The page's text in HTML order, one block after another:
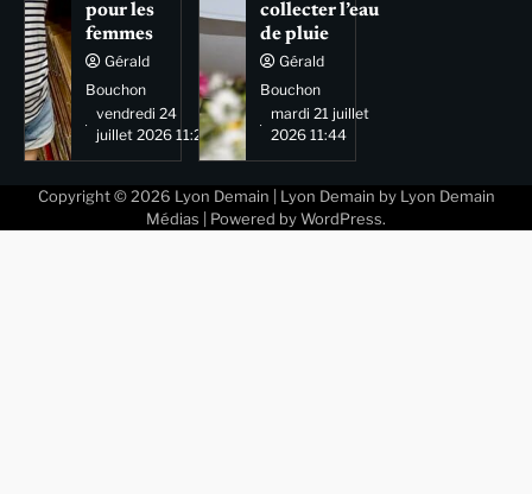
pour les
femmes
Gérald
Bouchon
vendredi 24
juillet 2026 11:29
collecter l’eau
de pluie
Gérald
Bouchon
mardi 21 juillet
2026 11:44
Copyright © 2026 Lyon Demain | Lyon Demain by Lyon Demain
Médias | Powered by WordPress.